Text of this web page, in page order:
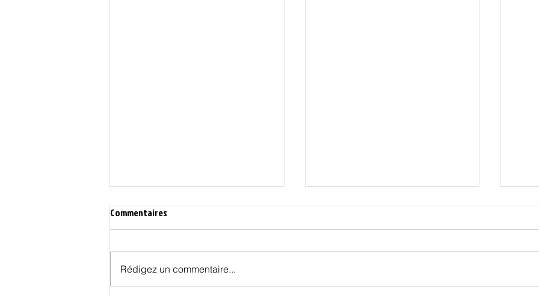
Commentaires
Rédigez un commentaire...